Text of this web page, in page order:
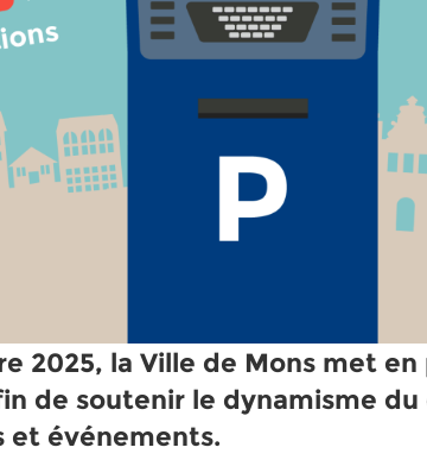
2025, la Ville de Mons met
de soutenir le dynamisme du
et événements.